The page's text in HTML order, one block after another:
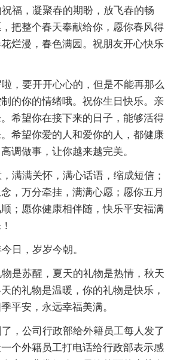
福，凝聚春的期盼，放飞春的畅
把整个春天奉献给你，愿你春风得
烂漫，春色满园。祝朋友开心快乐
，要开开心心的，但是不能再那么
的你的情绪哦。祝你生日快乐。亲
希望你在接下来的日子，能够活得
希望你爱的人和爱你的人，都健康
调做事，让你越来越完美。
满满关怀，满心话语，缩成短信；
，万分牵挂，满满心愿；愿你五月
；愿你健康相伴随，快乐平安福满
日，岁岁今朝。
是苏醒，夏天的礼物是热情，秋天
的礼物是温暖，你的礼物是快乐，
平安，永远幸福美满。
，公司行政部给外籍员工每人发了
个外籍员工打电话给行政部表示感